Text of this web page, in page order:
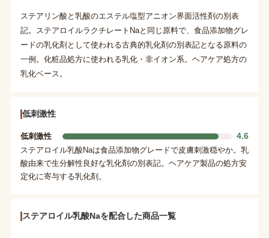
ステアリン酸と乳酸のエステル塩型アニオン界面活性剤の別表
記。ステアロイルラクチレートNaと同じ原料で、食品添加物グレ
ードの乳化剤として使われる古典的乳化剤の別表記となる原料の
一例。化粧品処方に使われる乳化・非イオン系。ヘアケア処方の
乳化ベース。
低刺激性
低刺激性 4.6
ステアロイル乳酸Naは食品添加物グレードで皮膚刺激穏やか。乳
酸由来で生分解性良好な乳化剤の別表記。ヘアケア製品の処方安
定化に寄与する乳化剤。
ステアロイル乳酸Naを配合した商品一覧